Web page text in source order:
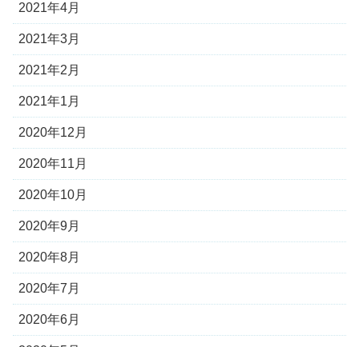
2021年4月
2021年3月
2021年2月
2021年1月
2020年12月
2020年11月
2020年10月
2020年9月
2020年8月
2020年7月
2020年6月